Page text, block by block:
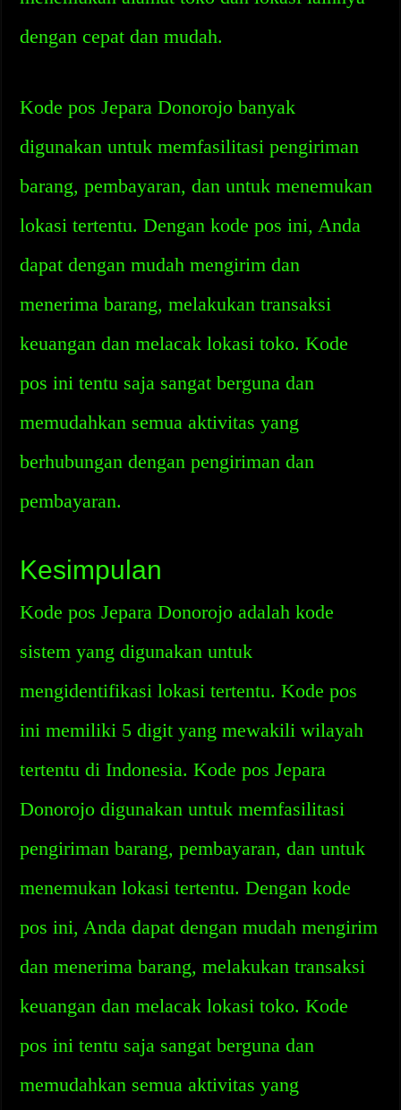
dengan cepat dan mudah.
Kode pos Jepara Donorojo banyak
digunakan untuk memfasilitasi pengiriman
barang, pembayaran, dan untuk menemukan
lokasi tertentu. Dengan kode pos ini, Anda
dapat dengan mudah mengirim dan
menerima barang, melakukan transaksi
keuangan dan melacak lokasi toko. Kode
pos ini tentu saja sangat berguna dan
memudahkan semua aktivitas yang
berhubungan dengan pengiriman dan
pembayaran.
Kesimpulan
Kode pos Jepara Donorojo adalah kode
sistem yang digunakan untuk
mengidentifikasi lokasi tertentu. Kode pos
ini memiliki 5 digit yang mewakili wilayah
tertentu di Indonesia. Kode pos Jepara
Donorojo digunakan untuk memfasilitasi
pengiriman barang, pembayaran, dan untuk
menemukan lokasi tertentu. Dengan kode
pos ini, Anda dapat dengan mudah mengirim
dan menerima barang, melakukan transaksi
keuangan dan melacak lokasi toko. Kode
pos ini tentu saja sangat berguna dan
memudahkan semua aktivitas yang